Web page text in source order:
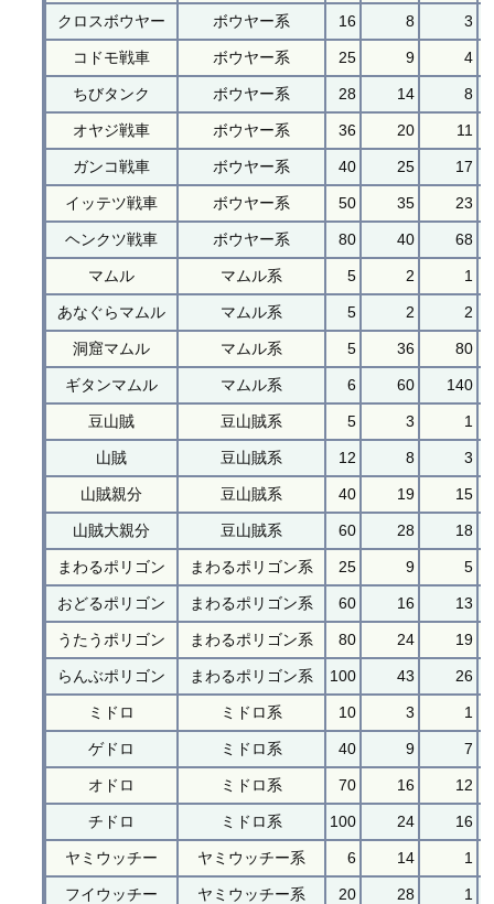
クロスボウヤー ボウヤー系 16 8 3
コドモ戦車 ボウヤー系 25 9 4
ちびタンク ボウヤー系 28 14 8
オヤジ戦車 ボウヤー系 36 20 11
ガンコ戦車 ボウヤー系 40 25 17
イッテツ戦車 ボウヤー系 50 35 23
ヘンクツ戦車 ボウヤー系 80 40 68
マムル マムル系 5 2 1
あなぐらマムル マムル系 5 2 2
洞窟マムル マムル系 5 36 80
ギタンマムル マムル系 6 60 140
豆山賊 豆山賊系 5 3 1
山賊 豆山賊系 12 8 3
山賊親分 豆山賊系 40 19 15
山賊大親分 豆山賊系 60 28 18
まわるポリゴン まわるポリゴン系 25 9 5
おどるポリゴン まわるポリゴン系 60 16 13
うたうポリゴン まわるポリゴン系 80 24 19
らんぶポリゴン まわるポリゴン系 100 43 26
ミドロ ミドロ系 10 3 1
ゲドロ ミドロ系 40 9 7
オドロ ミドロ系 70 16 12
チドロ ミドロ系 100 24 16
ヤミウッチー ヤミウッチー系 6 14 1
フイウッチー ヤミウッチー系 20 28 1